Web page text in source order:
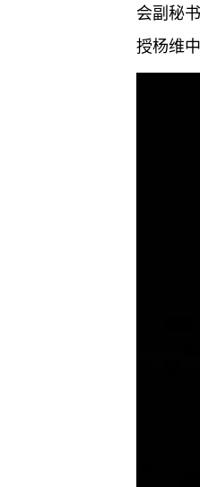
会副秘
授杨维